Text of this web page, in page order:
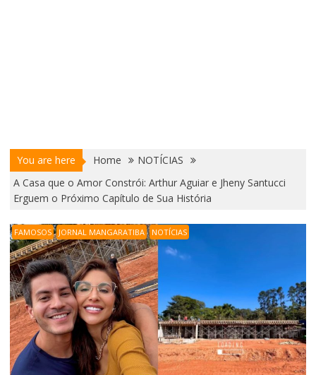
You are here Home
NOTÍCIAS
A Casa que o Amor Constrói: Arthur Aguiar e Jheny Santucci
Erguem o Próximo Capítulo de Sua História
FAMOSOS JORNAL MANGARATIBA NOTÍCIAS